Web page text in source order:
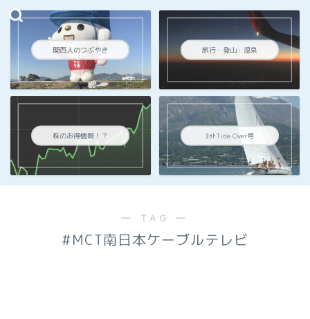
関西人のつぶやき 旅行・登山・温泉
株のお得情報！？ ﾖｯﾄTide Over号
― TAG ―
#MCT南日本ケーブルテレビ